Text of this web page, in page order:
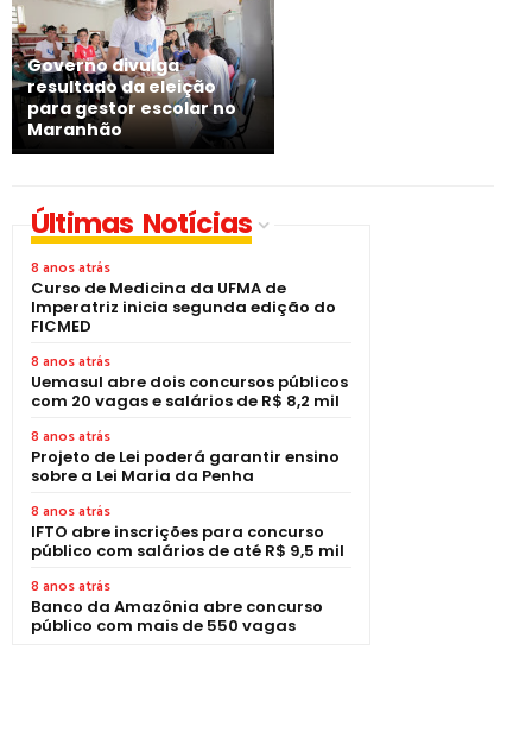
Governo divulga
resultado da eleição
para gestor escolar no
Maranhão
Últimas Notícias
8 anos atrás
Curso de Medicina da UFMA de
Imperatriz inicia segunda edição do
FICMED
8 anos atrás
Uemasul abre dois concursos públicos
com 20 vagas e salários de R$ 8,2 mil
8 anos atrás
Projeto de Lei poderá garantir ensino
sobre a Lei Maria da Penha
8 anos atrás
IFTO abre inscrições para concurso
público com salários de até R$ 9,5 mil
8 anos atrás
Banco da Amazônia abre concurso
público com mais de 550 vagas